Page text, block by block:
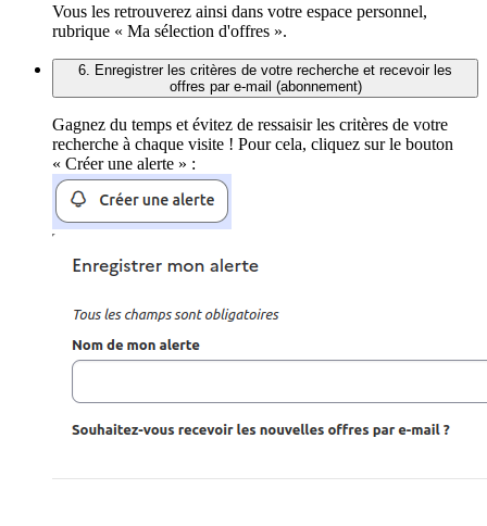
Vous les retrouverez ainsi dans votre espace personnel,
rubrique « Ma sélection d'offres ».
6. Enregistrer les critères de votre recherche et recevoir les
offres par e-mail (abonnement)
Gagnez du temps et évitez de ressaisir les critères de votre
recherche à chaque visite ! Pour cela, cliquez sur le bouton
« Créer une alerte » :